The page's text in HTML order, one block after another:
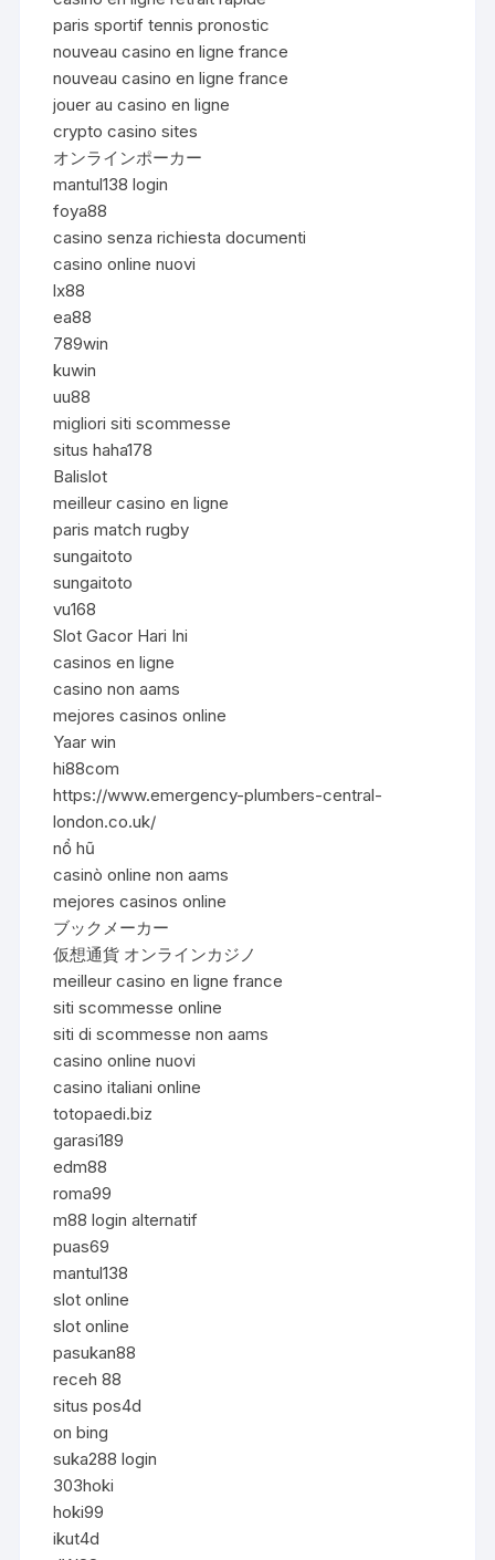
paris sportif tennis pronostic
nouveau casino en ligne france
nouveau casino en ligne france
jouer au casino en ligne
crypto casino sites
オンラインポーカー
mantul138 login
foya88
casino senza richiesta documenti
casino online nuovi
lx88
ea88
789win
kuwin
uu88
migliori siti scommesse
situs haha178
Balislot
meilleur casino en ligne
paris match rugby
sungaitoto
sungaitoto
vu168
Slot Gacor Hari Ini
casinos en ligne
casino non aams
mejores casinos online
Yaar win
hi88com
https://www.emergency-plumbers-central-
london.co.uk/
nổ hũ
casinò online non aams
mejores casinos online
ブックメーカー
仮想通貨 オンラインカジノ
meilleur casino en ligne france
siti scommesse online
siti di scommesse non aams
casino online nuovi
casino italiani online
totopaedi.biz
garasi189
edm88
roma99
m88 login alternatif
puas69
mantul138
slot online
slot online
pasukan88
receh 88
situs pos4d
on bing
suka288 login
303hoki
hoki99
ikut4d